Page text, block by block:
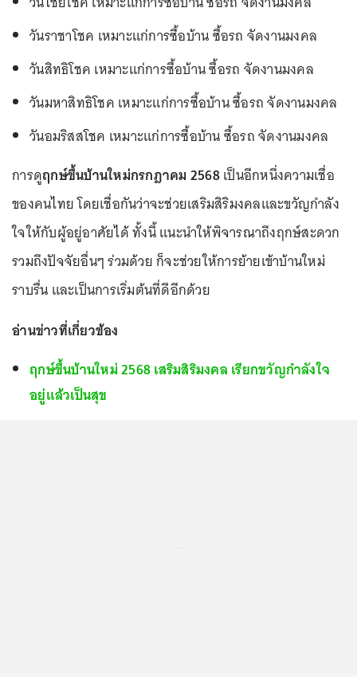
วันราชาโชค เหมาะแก่การซื้อบ้าน ซื้อรถ จัดงานมงคล
วันสิทธิโชค เหมาะแก่การซื้อบ้าน ซื้อรถ จัดงานมงคล
วันมหาสิทธิโชค เหมาะแก่การซื้อบ้าน ซื้อรถ จัดงานมงคล
วันอมริสสโชค เหมาะแก่การซื้อบ้าน ซื้อรถ จัดงานมงคล
การดูฤกษ์ขึ้นบ้านใหม่กรกฎาคม 2568เป็นอีกหนึ่งความเชื่อ
ของคนไทย โดยเชื่อกันว่าจะช่วยเสริมสิริมงคลและขวัญกำลัง
ใจให้กับผู้อยู่อาศัยได้ ทั้งนี้ แนะนำให้พิจารณาถึงฤกษ์สะดวก
รวมถึงปัจจัยอื่นๆ ร่วมด้วย ก็จะช่วยให้การย้ายเข้าบ้านใหม่
ราบรื่น และเป็นการเริ่มต้นที่ดีอีกด้วย
อ่านข่าวที่เกี่ยวข้อง
ฤกษ์ขึ้นบ้านใหม่ 2568 เสริมสิริมงคล เรียกขวัญกำลังใจ
อยู่แล้วเป็นสุข